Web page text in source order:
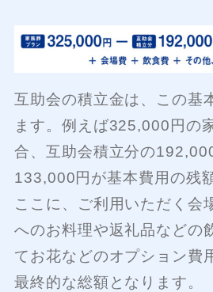
互助会の積立金は、この基
ます。例えば325,000円の
合、互助会積立分の
133,000円が基本費用の残
ここに、ご利用いただく会
へのお料理や返礼品などの
てお花などのオプション費
最終的な総額となります。